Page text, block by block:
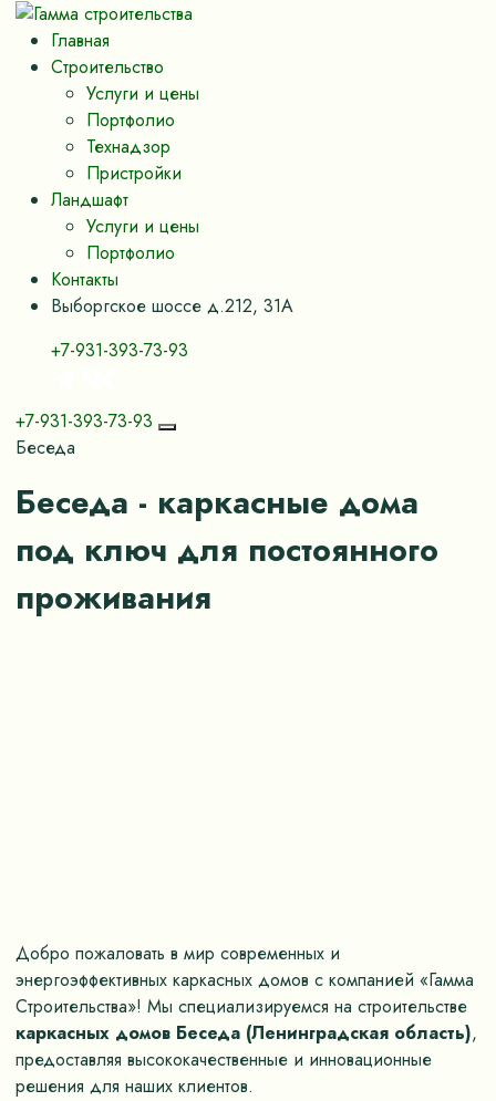
Главная
Строительство
Услуги и цены
Портфолио
Технадзор
Пристройки
Ландшафт
Услуги и цены
Портфолио
Контакты
Выборгское шоссе д.212, 31А
+7-931-393-73-93
+7-931-393-73-93
Беседа
Беседа - каркасные дома
под ключ для постоянного
проживания
Добро пожаловать в мир современных и
энергоэффективных каркасных домов с компанией «Гамма
Строительства»! Мы специализируемся на строительстве
каркасных домов Беседа (Ленинградская область),
предоставляя высококачественные и инновационные
решения для наших клиентов.